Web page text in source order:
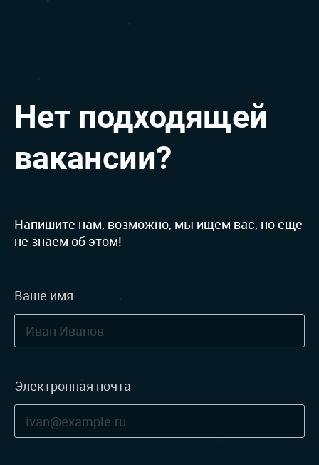
Нет подходящей
вакансии?
Напишите нам, возможно, мы ищем вас, но еще
не знаем об этом!
Ваше имя
Электронная почта